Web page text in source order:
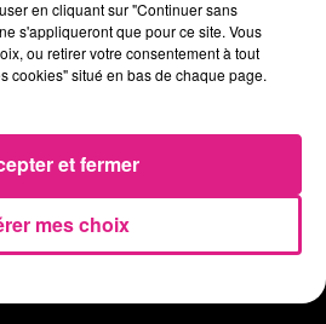
de Metz part à la recherche de...
en cliquant sur "Continuer sans
s'appliqueront que pour ce site. Vous
ou retirer votre consentement à tout
cookies" situé en bas de chaque page.
mes choix
et fermer